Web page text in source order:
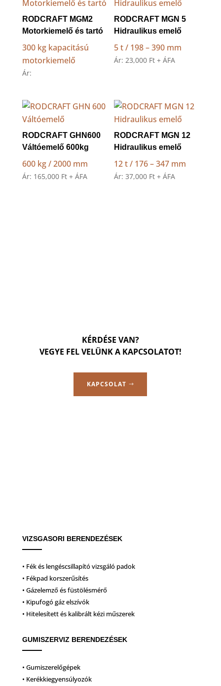
RODCRAFT MGM2
Motorkiemelő és tartó
300 kg kapacitású
motorkiemelő
Ár:
RODCRAFT MGN 5
Hidraulikus emelő
5 t / 198 – 390 mm
Ár: 23,000 Ft + ÁFA
RODCRAFT GHN600
Váltóemelő 600kg
600 kg / 2000 mm
Ár: 165,000 Ft + ÁFA
RODCRAFT MGN 12
Hidraulikus emelő
12 t / 176 – 347 mm
Ár:37,000 Ft + ÁFA
KÉRDÉSE VAN?
VEGYE FEL VELÜNK A KAPCSOLATOT!
KAPCSOLAT
VIZSGASORI BERENDEZÉSEK
• Fék és lengéscsillapító vizsgáló padok
• Fékpad korszerűsítés
• Gázelemző és füstölésmérő
• Kipufogó gáz elszívók
• Hitelesített és kalibrált kézi műszerek
GUMISZERVIZ BERENDEZÉSEK
• Gumiszerelőgépek
• Kerékkiegyensúlyozók